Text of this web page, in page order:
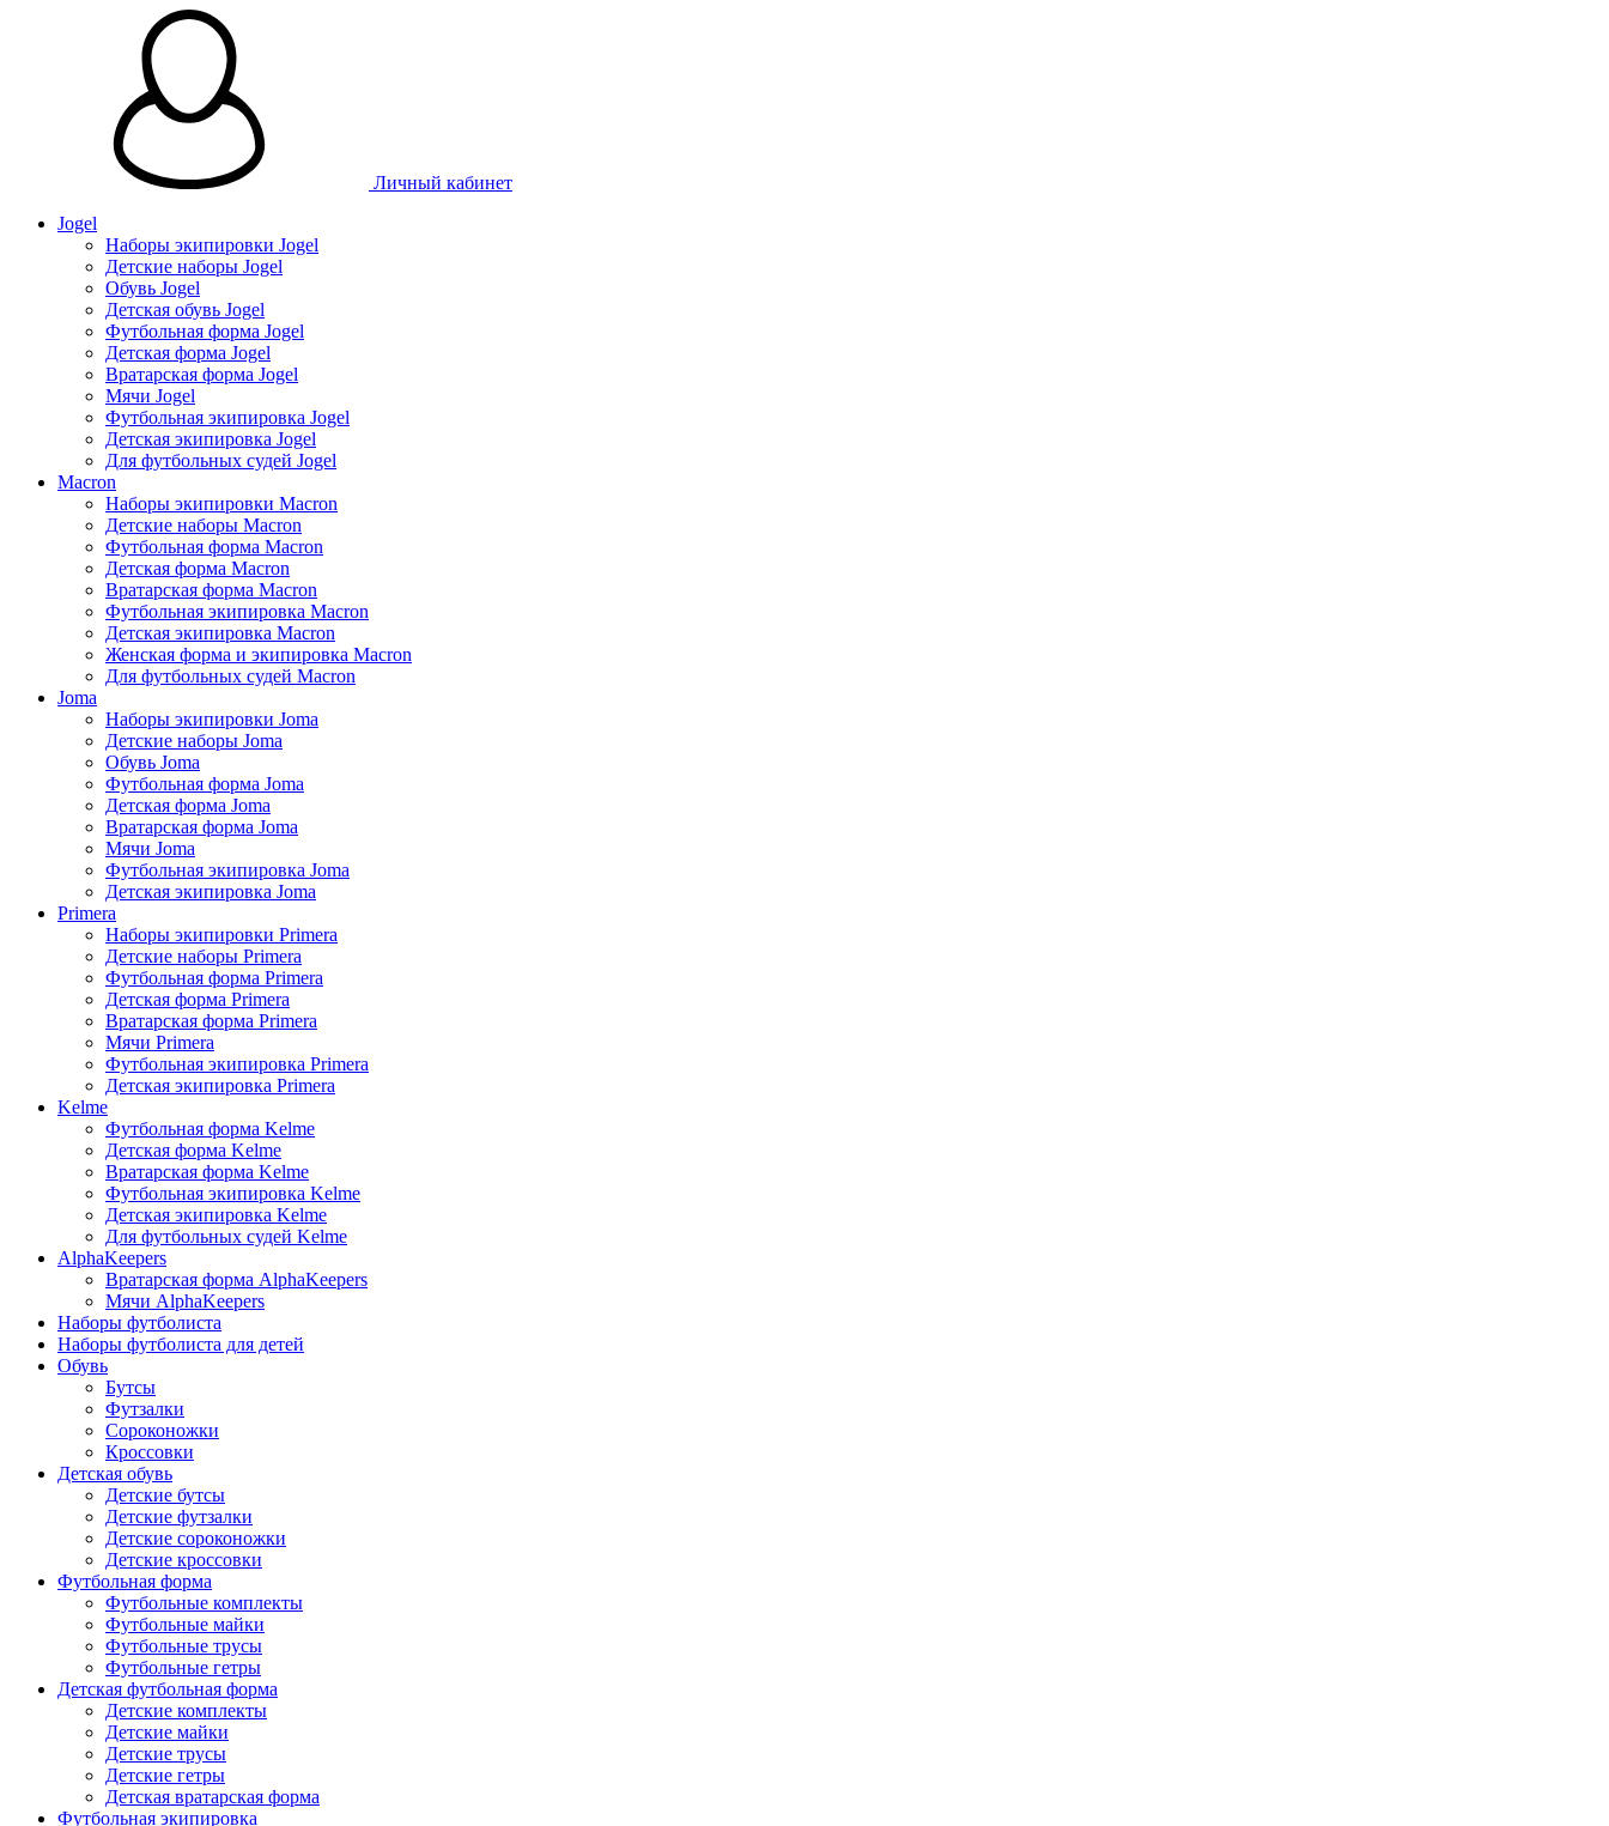
Личный кабинет
Jogel
Наборы экипировки Jogel
Детские наборы Jogel
Обувь Jogel
Детская обувь Jogel
Футбольная форма Jogel
Детская форма Jogel
Вратарская форма Jogel
Мячи Jogel
Футбольная экипировка Jogel
Детская экипировка Jogel
Для футбольных судей Jogel
Macron
Наборы экипировки Macron
Детские наборы Macron
Футбольная форма Macron
Детская форма Macron
Вратарская форма Macron
Футбольная экипировка Macron
Детская экипировка Macron
Женская форма и экипировка Macron
Для футбольных судей Macron
Joma
Наборы экипировки Joma
Детские наборы Joma
Обувь Joma
Футбольная форма Joma
Детская форма Joma
Вратарская форма Joma
Мячи Joma
Футбольная экипировка Joma
Детская экипировка Joma
Primera
Наборы экипировки Primera
Детские наборы Primera
Футбольная форма Primera
Детская форма Primera
Вратарская форма Primera
Мячи Primera
Футбольная экипировка Primera
Детская экипировка Primera
Kelme
Футбольная форма Kelme
Детская форма Kelme
Вратарская форма Kelme
Футбольная экипировка Kelme
Детская экипировка Kelme
Для футбольных судей Kelme
AlphaKeepers
Вратарская форма AlphaKeepers
Мячи AlphaKeepers
Наборы футболиста
Наборы футболиста для детей
Обувь
Бутсы
Футзалки
Сороконожки
Кроссовки
Детская обувь
Детские бутсы
Детские футзалки
Детские сороконожки
Детские кроссовки
Футбольная форма
Футбольные комплекты
Футбольные майки
Футбольные трусы
Футбольные гетры
Детская футбольная форма
Детские комплекты
Детские майки
Детские трусы
Детские гетры
Детская вратарская форма
Футбольная экипировка